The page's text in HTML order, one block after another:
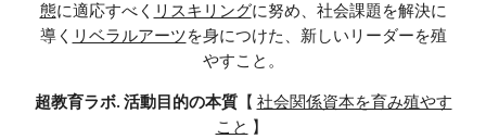
態に適応すべく リスキリングに努め、社会課題を解決に
導く リベラルアーツを身につけた、新しいリーダーを殖
やすこと。
超教育ラボ. 活動目的の本質【 社会関係資本を育み殖やす
こと 】